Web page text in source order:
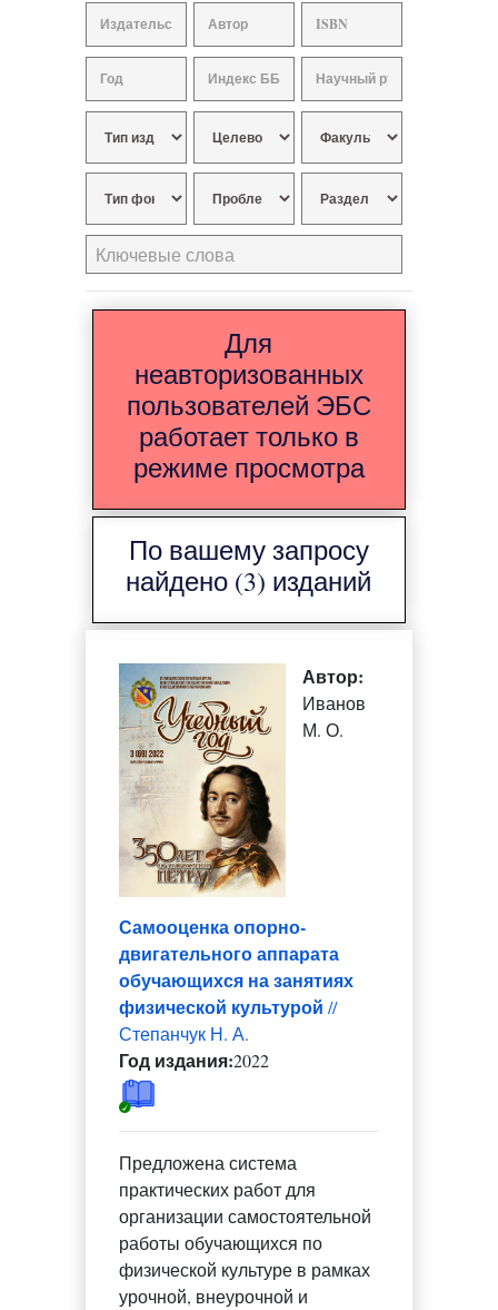
Для
неавторизованных
пользователей ЭБС
работает только в
режиме просмотра
По вашему запросу
найдено (3) изданий
Автор:
Иванов
М. О.
Самооценка опорно-
двигательного аппарата
обучающихся на занятиях
физической культурой //
Степанчук Н. А.
Год издания:2022
Предложена система
практических работ для
организации самостоятельной
работы обучающихся по
физической культуре в рамках
урочной, внеурочной и